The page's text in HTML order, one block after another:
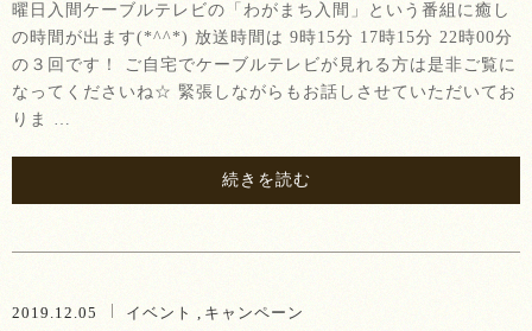
曜日入間ケーブルテレビの「わがまち入間」という番組に癒し
の時間が出ます(*^^*) 放送時間は 9時15分 17時15分 22時00分
の３回です！ ご自宅でケーブルテレビが見れる方は是非ご覧に
なってくださいね☆ 緊張しながらもお話しさせていただいてお
りま …
続きを読む
2019.12.05 イベント キャンペーン